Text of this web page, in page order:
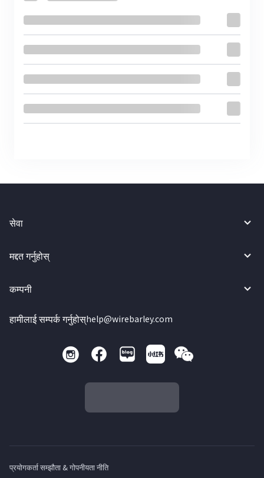
सेवा
मद्दत गर्नुहोस्
कम्पनी
हामीलाई सम्पर्क गर्नुहोस्help@wirebarley.com
प्रयोगकर्ता सम्झौता & गोपनीयता नीति